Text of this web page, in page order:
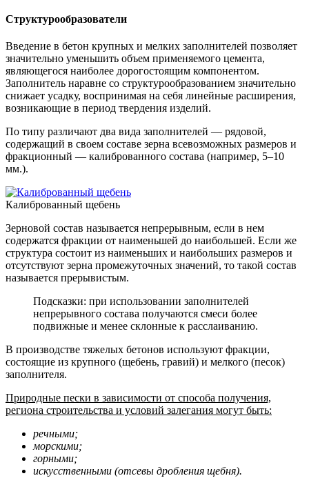
Структурообразователи
Введение в бетон крупных и мелких заполнителей позволяет
значительно уменьшить объем применяемого цемента,
являющегося наиболее дорогостоящим компонентом.
Заполнитель наравне со структурообразованием значительно
снижает усадку, воспринимая на себя линейные расширения,
возникающие в период твердения изделий.
По типу различают два вида заполнителей — рядовой,
содержащий в своем составе зерна всевозможных размеров и
фракционный — калиброванного состава (например, 5–10
мм.).
Калиброванный щебень
Зерновой состав называется непрерывным, если в нем
содержатся фракции от наименьшей до наибольшей. Если же
структура состоит из наименьших и наибольших размеров и
отсутствуют зерна промежуточных значений, то такой состав
называется прерывистым.
Подсказки: при использовании заполнителей
непрерывного состава получаются смеси более
подвижные и менее склонные к расслаиванию.
В производстве тяжелых бетонов используют фракции,
состоящие из крупного (щебень, гравий) и мелкого (песок)
заполнителя.
Природные пески в зависимости от способа получения,
региона строительства и условий залегания могут быть:
речными;
морскими;
горными;
искусственными (отсевы дробления щебня).